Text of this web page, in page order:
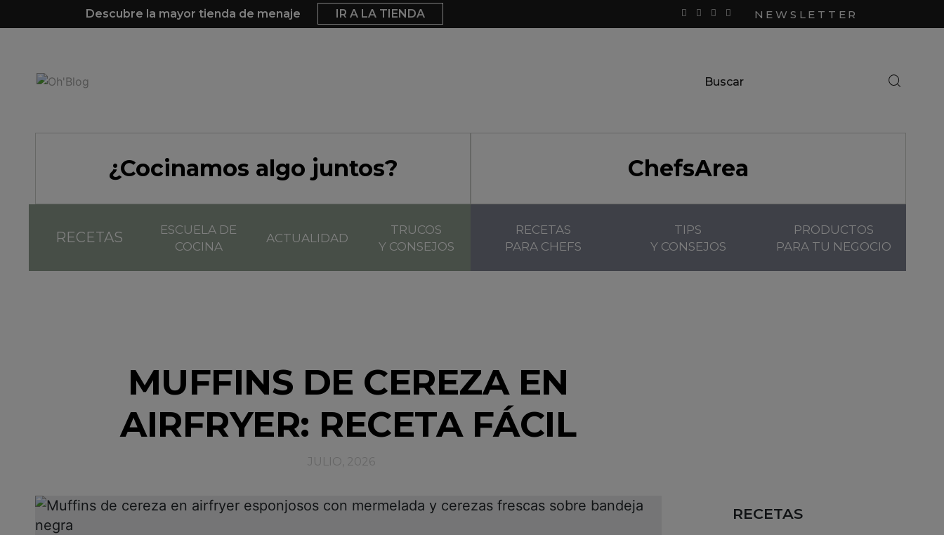
Descubre la mayor tienda de menaje IR A LA TIENDA NEWSLETTER
¿Cocinamos algo juntos?
RECETAS
ESCUELA DE
COCINA
ACTUALIDAD
TRUCOS
Y CONSEJOS
ChefsArea
RECETAS
PARA CHEFS
TIPS
Y CONSEJOS
PRODUCTOS
PARA TU NEGOCIO
MUFFINS DE CEREZA EN
AIRFRYER: RECETA FÁCIL
JULIO, 2026
RECETAS